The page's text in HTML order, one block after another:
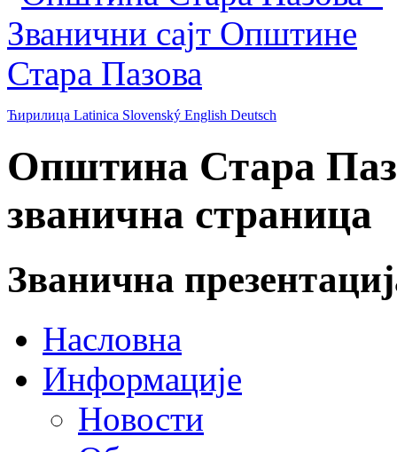
Ћирилица Latinica Slovenský English Deutsch
Општина Стара
званична страница
Званична
Насловна
Информације
Новости